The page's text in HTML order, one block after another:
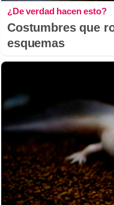
¿De verdad hacen esto?
Costumbres que
esquemas